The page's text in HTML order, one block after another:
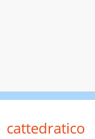
cattedratico